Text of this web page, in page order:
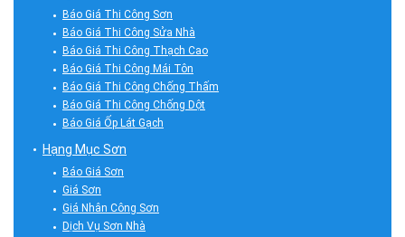
Báo Giá Thi Công Sơn
Báo Giá Thi Công Sửa Nhà
Báo Giá Thi Công Thạch Cao
Báo Giá Thi Công Mái Tôn
Báo Giá Thi Công Chống Thấm
Báo Giá Thi Công Chống Dột
Báo Giá Ốp Lát Gạch
Hạng Mục Sơn
Báo Giá Sơn
Giá Sơn
Giá Nhân Công Sơn
Dịch Vụ Sơn Nhà